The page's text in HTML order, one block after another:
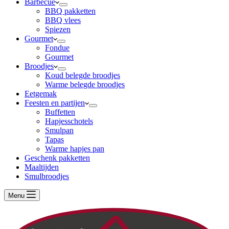
Barbecue
BBQ pakketten
BBQ vlees
Spiezen
Gourmet
Fondue
Gourmet
Broodjes
Koud belegde broodjes
Warme belegde broodjes
Eetgemak
Feesten en partijen
Buffetten
Hapjesschotels
Smulpan
Tapas
Warme hapjes pan
Geschenk pakketten
Maaltijden
Smulbroodjes
Menu